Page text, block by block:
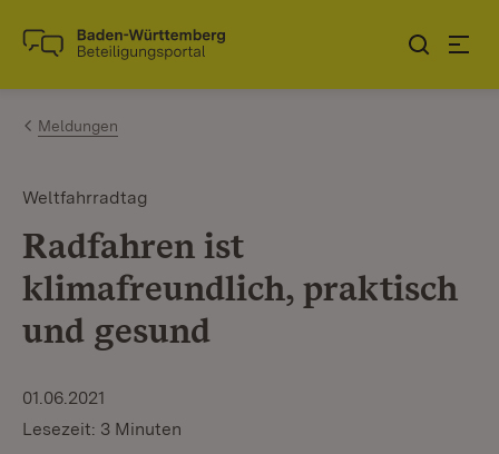
Zum Inhalt springen
Link zur Startseite
Meldungen
Weltfahrradtag
Radfahren ist
klimafreundlich, praktisch
und gesund
01.06.2021
Lesezeit: 3 Minuten